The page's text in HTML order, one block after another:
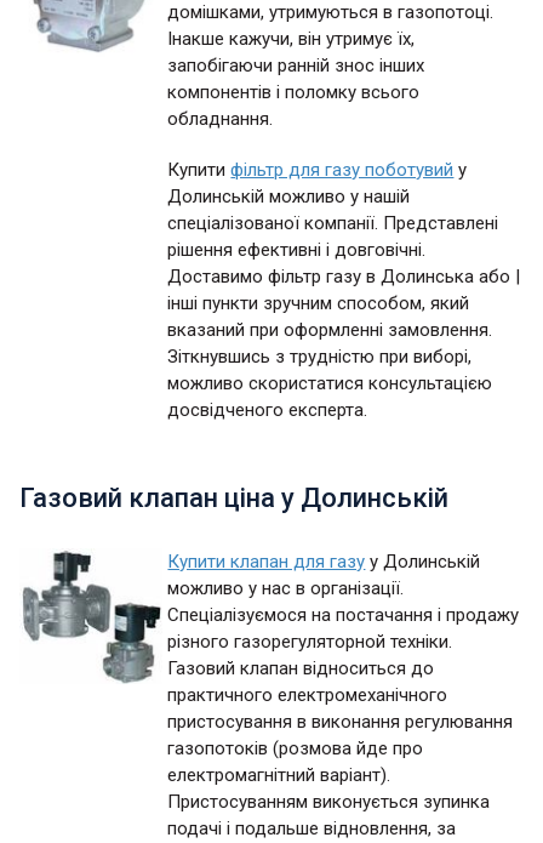
домішками, утримуються в газопотоці.
Інакше кажучи, він утримує їх,
запобігаючи ранній знос інших
компонентів і поломку всього
обладнання.
Купитифільтр для газу поботувий у
Долинській можливо у нашій
спеціалізованої компанії. Представлені
рішення ефективні і довговічні.
Доставимо фільтр газу в Долинська або |
інші пункти зручним способом, який
вказаний при оформленні замовлення.
Зіткнувшись з трудністю при виборі,
можливо скористатися консультацією
досвідченого експерта.
Газовий клапан ціна у Долинській
Купити клапан для газу у Долинській
можливо у нас в організації.
Спеціалізуємося на постачання і продажу
різного газорегуляторной техніки.
Газовий клапан відноситься до
практичного електромеханічного
пристосування в виконання регулювання
газопотоків (розмова йде про
електромагнітний варіант).
Пристосуванням виконується зупинка
подачі і подальше відновлення, за